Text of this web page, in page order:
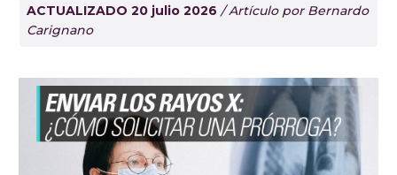
ACTUALIZADO 20 julio 2026 / Artículo por Bernardo
Carignano